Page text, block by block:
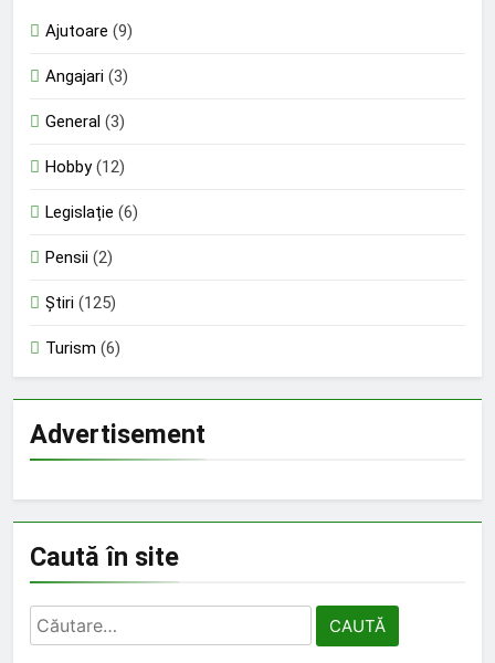
Ajutoare (9)
Angajari (3)
General (3)
Hobby(12)
Legislație (6)
Pensii (2)
Știri (125)
Turism (6)
Advertisement
Caută în site
Caută
după: